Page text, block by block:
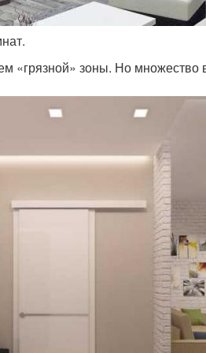
«грязной» зоны. Но множество